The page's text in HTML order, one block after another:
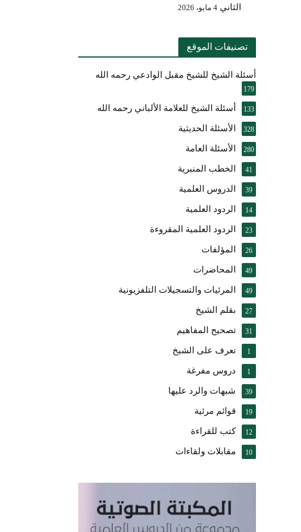
الثاني 4 مايو، 2026
تصنيفات الموقع
أسئلة الشيخ للشيخ مقبل الوادعي رحمه الله
179
أسئلة الشيخ للعلامة الألباني رحمه الله 133
الأسئلة الحديثية 328
الأسئلة العامة 280
الخطب المنبرية 41
الدروس العلمية 39
الردود العلمية 14
الردود العلمية المقروءة 23
المؤلفات 26
المحاضرات 49
المرئيات والتسجيلات التلفزيونية 49
بقلم الشيخ 27
تصحيح المفاهيم 31
تعرف على الشيخ 1
دروس مفرغة 1
شبهات والرد عليها 39
قوائم مرئية 19
كتب للقراءة 12
مقابلات ولقاءات 10